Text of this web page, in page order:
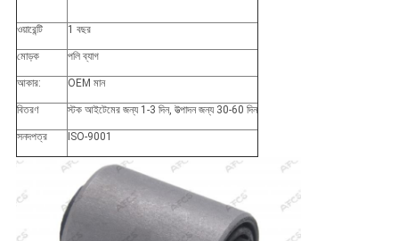
ওয়ারেন্টি 1 বছর
মোড়ক পলি ব্যাগ
আকার: OEM মান
বিতরণ স্টক আইটেমের জন্য 1-3 দিন, উত্পাদন জন্য 30-60 দিন
সনদপত্র ISO-9001